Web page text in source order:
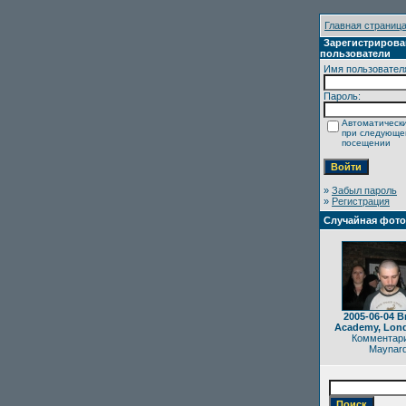
Главная страница
пользователи
Имя
Пароль:
при
посещении
» Забыл пароль
» Регистрация
Случайная
2005-06-04
Academy,